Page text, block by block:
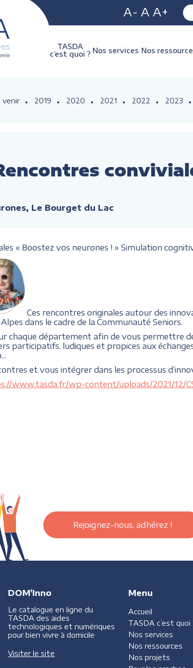
A- A A+
TASDA
c’est quoi ? Nos services Nos
venir 2019 2020 2021 2022 2023
Le Bourget du Lac
« Boostez vos neurones ! » Simulation
Ces rencontres originales autour des
dans le cadre de la Communauté Seniors.
chaque département afin de vous permettre
participatifs, ludiques et propices aux
et vous intégrer dans les processus
www.tasda.fr/wp-content/uploads/2021/12/
Rejoignez-nous, adhérez !
DOM'Inno
Le catalogue en ligne du
TASDA des aides
technologiques et numériques
pour bien vivre à domicile
Visiter le site
Menu
Accueil
TASDA c’est quoi
Nos services
Nos ressources
Nos projets